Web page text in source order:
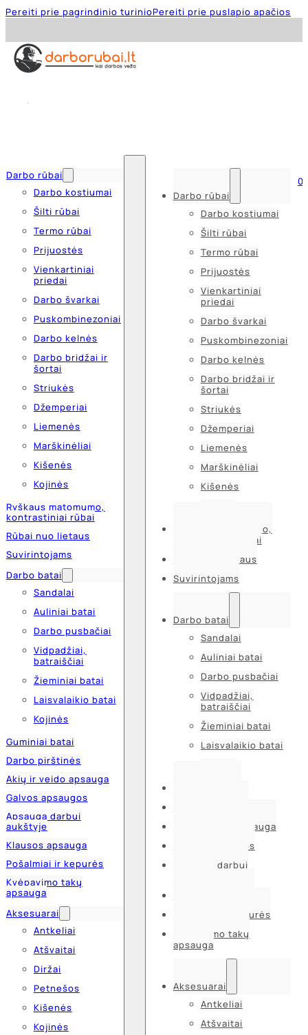
Pereiti prie pagrindinio turinioPereiti prie puslapio apačios
Darbo rūbai
Darbo kostiumai
Šilti rūbai
Termo rūbai
Prijuostės
Vienkartiniai
priedai
Darbo švarkai
Puskombinezoniai
Darbo kelnės
Darbo bridžai ir
šortai
Striukės
Džemperiai
Liemenės
Marškinėliai
Kišenės
Kojinės
Ryškaus matomumo,
kontrastiniai rūbai
Rūbai nuo lietaus
Suvirintojams
Darbo batai
Sandalai
Auliniai batai
Darbo pusbačiai
Vidpadžiai,
batraiščiai
Žieminiai batai
Laisvalaikio batai
Kojinės
Guminiai batai
Darbo pirštinės
Akių ir veido apsauga
Galvos apsaugos
Apsauga darbui
aukštyje
Klausos apsauga
Pošalmiai ir kepurės
Kvėpavimo takų
apsauga
Aksesuarai
Antkeliai
Atšvaitai
Diržai
Petnešos
Kišenės
Kojinės
Darbo rūbai
Darbo kostiumai
Šilti rūbai
Termo rūbai
Prijuostės
Vienkartiniai
priedai
Darbo švarkai
Puskombinezoniai
Darbo kelnės
Darbo bridžai ir
šortai
Striukės
Džemperiai
Liemenės
Marškinėliai
Kišenės
Ryškaus matomumo,
kontrastiniai rūbai
Rūbai nuo lietaus
Suvirintojams
Darbo batai
Sandalai
Auliniai batai
Darbo pusbačiai
Vidpadžiai,
batraiščiai
Žieminiai batai
Laisvalaikio batai
Akių ir veido apsauga
Galvos apsaugos
Apsauga darbui
Pošalmiai ir kepurės
Kvėpavimo takų
apsauga
Aksesuarai
Antkeliai
Atšvaitai
0